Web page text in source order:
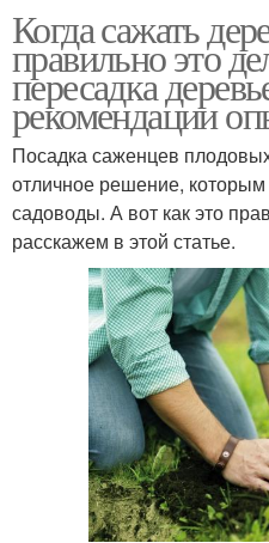
Когда сажать
правильно это
пересадка
рекомендации
Посадка саженцев
отличное решение,
садоводы. А вот как это
расскажем в этой статье.